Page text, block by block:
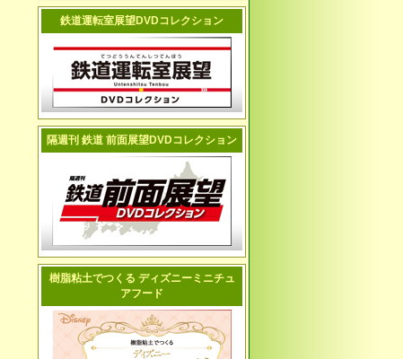
鉄道運転室展望DVDコレクション
隔週刊 鉄道 前面展望DVDコレクション
樹脂粘土でつくる ディズニーミニチュ
アフード